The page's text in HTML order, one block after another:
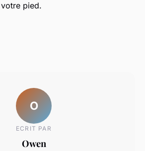
pied.
O
ECRIT PAR
Owen